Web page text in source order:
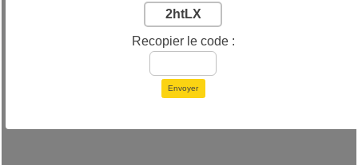
2htLX
Recopier le code :
Envoyer